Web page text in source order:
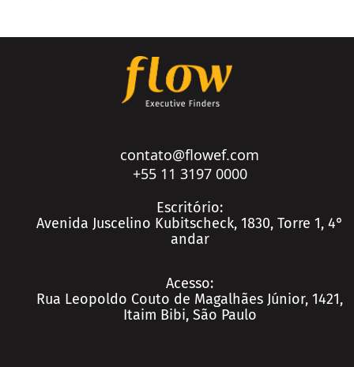
Artigos
Contato
contato@flowef.com
+55 11 3197 0000
Escritório:
Avenida Juscelino Kubitscheck, 1830, Torre 1, 4°
andar
Acesso:
Rua Leopoldo Couto de Magalhães Júnior, 1421,
Itaim Bibi, São Paulo